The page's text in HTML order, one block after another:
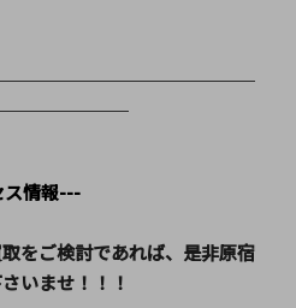
ス情報---
をご検討であれば、是非原宿
いませ！！！